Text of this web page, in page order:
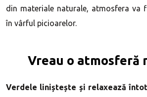
din materiale naturale, atmosfera va
în vârful picioarelor.
Vreau o atmosferă
Verdele liniștește și relaxează